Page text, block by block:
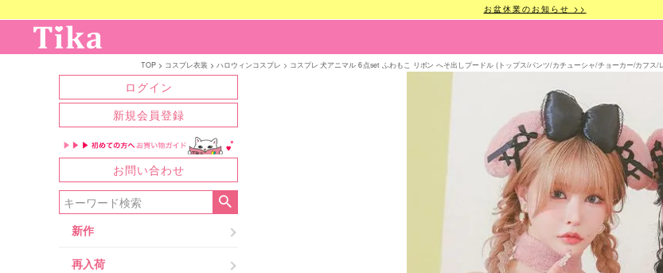
お盆休業のお知らせ >>
TOP コスプレ衣装 ハロウィンコスプレ コスプレ 犬アニマル 6点set ふわもこ リボン へそ出しプードル (トップス/パンツ/カチューシャ/チョーカー/カフス
ログイン
新規会員登録
お問い合わせ
新作
再入荷